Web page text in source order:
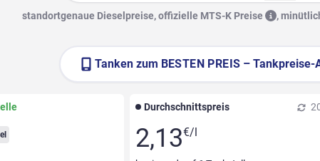
standortgenaue Dieselpreise, offizielle MTS-K Preise ,
Tanken zum BESTEN PREIS – Tankpreise-
Durchschnittspreis
2,13€/l